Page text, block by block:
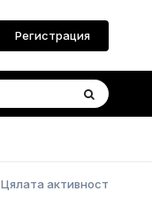
Регистрация
Цялата активност